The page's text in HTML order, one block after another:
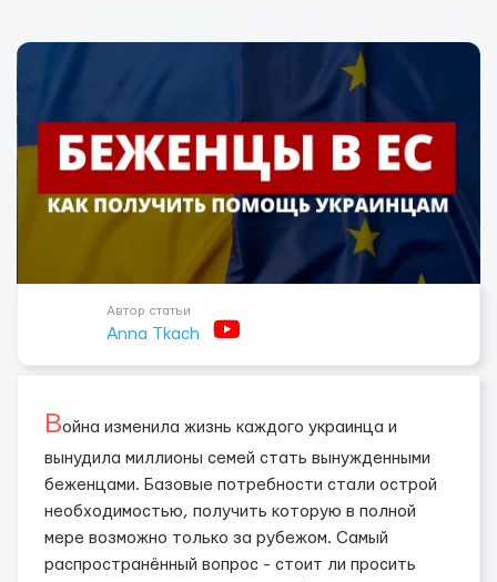
Автор статьи
Anna Tkach
Война изменила жизнь каждого украинца и
вынудила миллионы семей стать вынужденными
беженцами. Базовые потребности стали острой
необходимостью, получить которую в полной
мере возможно только за рубежом. Самый
распространённый вопрос - стоит ли просить